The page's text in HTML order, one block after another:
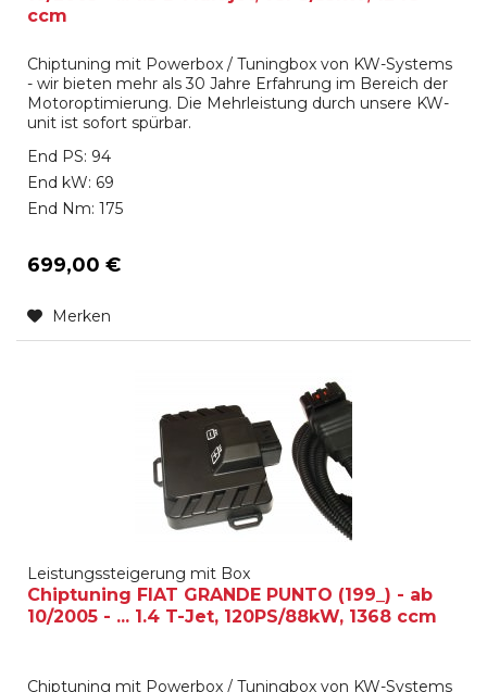
ccm
Chiptuning mit Powerbox / Tuningbox von KW-Systems
- wir bieten mehr als 30 Jahre Erfahrung im Bereich der
Motoroptimierung. Die Mehrleistung durch unsere KW-
unit ist sofort spürbar.
End PS: 94
End kW: 69
End Nm: 175
699,00 €
Merken
Leistungssteigerung mit Box
Chiptuning FIAT GRANDE PUNTO (199_) - ab
10/2005 - ... 1.4 T-Jet, 120PS/88kW, 1368 ccm
Chiptuning mit Powerbox / Tuningbox von KW-Systems